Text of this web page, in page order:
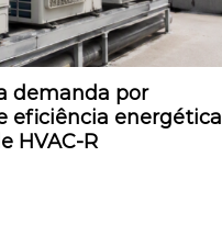
demanda por
eficiência energética
HVAC-R